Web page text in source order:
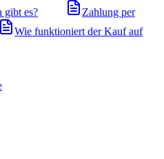
gibt es?
Zahlung per
Wie funktioniert der Kauf auf